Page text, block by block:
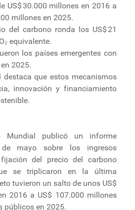
US$ 30.000 millones en 2016 a
millones en 2025.
del carbono ronda los US$ 21
equivalente.
los países emergentes con
2025.
destaca que estos mecanismos
innovación y financiamiento
Mundial publicó un informe
mayo sobre los ingresos
del precio del carbono
se triplicaron en la última
tuvieron un salto de unos US$
2016 a US$ 107.000 millones
públicos en 2025.